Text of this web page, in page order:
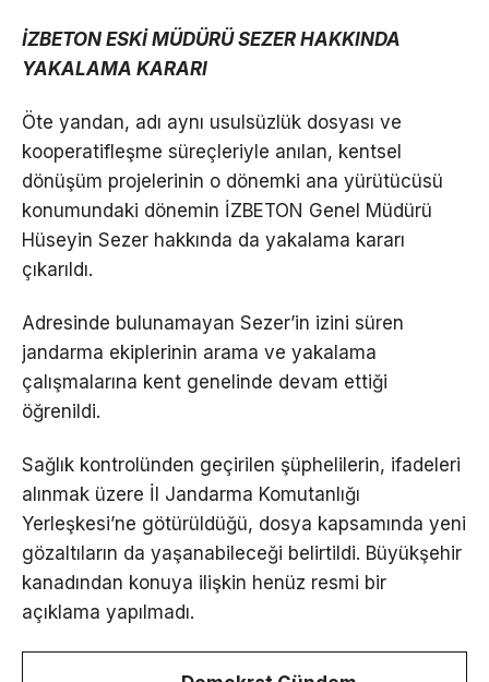
İZBETON ESKİ MÜDÜRÜ SEZER HAKKINDA
YAKALAMA KARARI
Öte yandan, adı aynı usulsüzlük dosyası ve
kooperatifleşme süreçleriyle anılan, kentsel
dönüşüm projelerinin o dönemki ana yürütücüsü
konumundaki dönemin İZBETON Genel Müdürü
Hüseyin Sezer hakkında da yakalama kararı
çıkarıldı.
Adresinde bulunamayan Sezer’in izini süren
jandarma ekiplerinin arama ve yakalama
çalışmalarına kent genelinde devam ettiği
öğrenildi.
Sağlık kontrolünden geçirilen şüphelilerin, ifadeleri
alınmak üzere İl Jandarma Komutanlığı
Yerleşkesi’ne götürüldüğü, dosya kapsamında yeni
gözaltıların da yaşanabileceği belirtildi. Büyükşehir
kanadından konuya ilişkin henüz resmi bir
açıklama yapılmadı.